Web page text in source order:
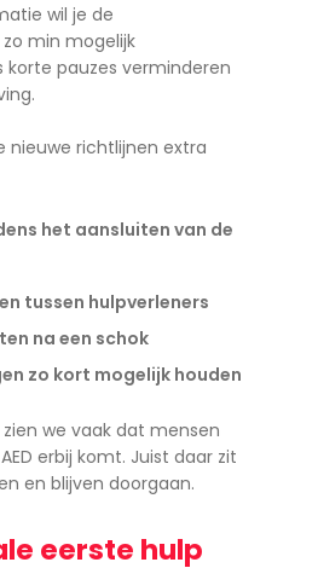
wil je de
min mogelijk
korte pauzes verminderen
nieuwe richtlijnen extra
het aansluiten van de
tussen hulpverleners
na een schok
zo kort mogelijk houden
we vaak dat mensen
erbij komt. Juist daar zit
en blijven doorgaan.
eerste hulp